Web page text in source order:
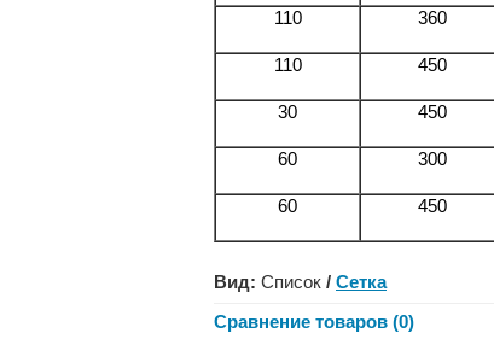
110 360
110 450
30 450
60 300
60 450
Вид: Список / Сетка
Сравнение товаров (0)